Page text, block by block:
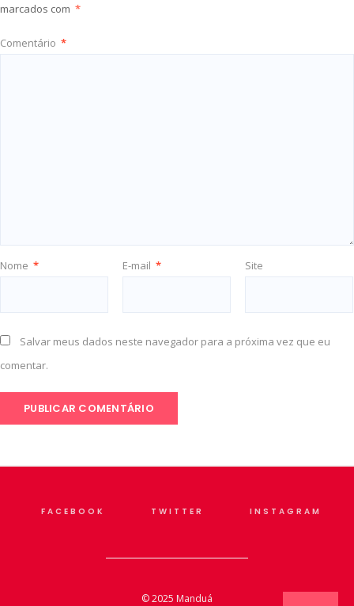
marcados com *
Comentário *
Nome * E-mail * Site
Salvar meus dados neste navegador para a próxima vez que eu
comentar.
FACEBOOK TWITTER INSTAGRAM
© 2025 Manduá